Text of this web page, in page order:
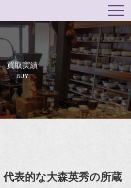
買取実績
BUY
表的な大森英秀の所蔵